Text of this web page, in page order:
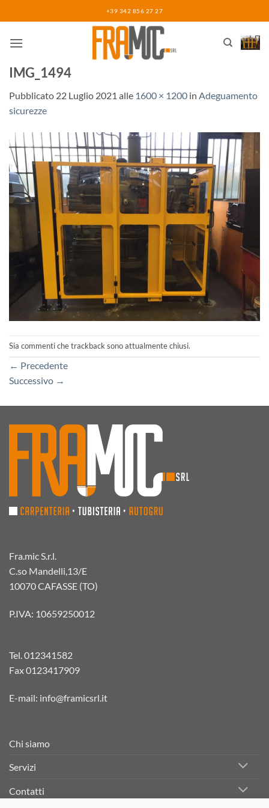
ai
contenuti
+39 342 856 27 27
IMG_1494
Pubblicato 22 Luglio 2021 alle 1600 × 1200 in Adeguamento
sicurezze
Sia commenti che trackback sono attualmente chiusi.
← Precedente
Successivo →
Fra.mic S.r.l.
C.so Mandelli,13/E
10070 CAFASSE (TO)
P.IVA: 10659250012
Tel.012341582
Fax 0123417909
E-mail: info@framicsrl.it
Chi siamo
Servizi
Contatti